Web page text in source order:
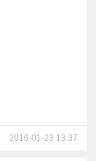
2016-01-23 13:37